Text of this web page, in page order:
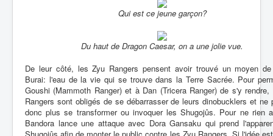
Qui est ce jeune garçon?
Du haut de Dragon Caesar, on a une jolie vue.
De leur côté, les Zyu Rangers pensent avoir trouvé un moyen
Burai: l'eau de la vie qui se trouve dans la Terre Sacrée. Pour
Goushi (Mammoth Ranger) et à Dan (Tricera Ranger) de s'y
Rangers sont obligés de se débarrasser de leurs dinobucklers et ne
donc plus se transformer ou invoquer les Shugojûs. Pour ne rien
Bandora lance une attaque avec Dora Gansaku qui prend
Shugojûs afin de monter le public contre les Zyu Rangers. Si l'idée